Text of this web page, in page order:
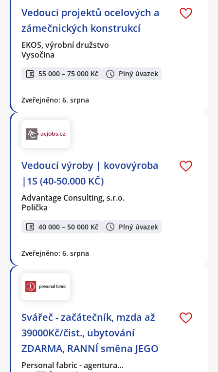
Vedoucí projektů ocelových a
zámečnických konstrukcí
EKOS, výrobní družstvo
Vysočina
55 000 – 75 000 Kč Plný úvazek
Zveřejněno: 6. srpna
Vedoucí výroby | kovovýroba
|1S (40-50.000 KČ)
Advantage Consulting, s.r.o.
Polička
40 000 – 50 000 Kč Plný úvazek
Zveřejněno: 6. srpna
Svářeč - začátečník, mzda až
39000Kč/čist., ubytování
ZDARMA, RANNÍ směna JEGO
Personal fabric - agentura…